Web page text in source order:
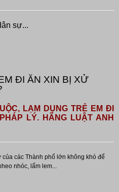
sự...
ĐI ĂN XIN BỊ XỬ
LẠM DỤNG TRẺ EM ĐI
LÝ. HÃNG LUẬT ANH
các Thành phố lớn không khó để
nhóc, lấm lem...